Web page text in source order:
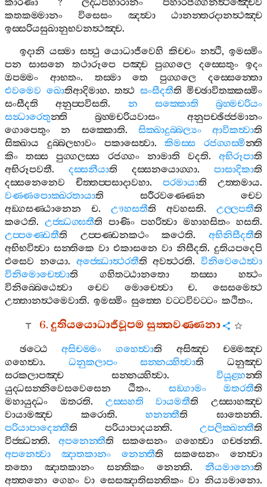
කාරණා ?ලද‍්ධපහාරානං
පහාරජග‍්ගනත්‍ථඤ‍්චෙව
කතකම‍්මානං
විසෙසං ඤත්‍වා
ඨානන‍්තරදානත්‍ථඤ‍්ච
ඉස‍්සරියසුඛානුභවනත්‍ථඤ‍්ච.
ඉදානි යස‍්මා සත්‍ථු යොධාජීවෙහි කිච‍්චං නත්‍ථි,ඉමස‍්මිං
පන
සාසනෙ තථාරූපෙ පඤ‍්ච පුග‍්ගලෙ දස‍්සෙතුං
ඉදං
ඔපම‍්මං
ආභතං. තස‍්මා තෙ පුග‍්ගලෙ
දස‍්සෙන‍්තො
එවමෙව ඛොතිආදිමාහ. තත්‍ථ සංසීදතීති මිච‍්ඡාවිතක‍්කස‍්මිං
සංසීදති
අනුප‍්පවිසති. න සක‍්කොති
බ්‍රහ‍්මචරියං
සන්‍ධාරෙතුන‍්ති බ්‍රහ‍්මචරියවාසං
අනුපච‍්ඡිජ‍්ජමානං
ගොපෙතුං
න සක‍්කොති. සික‍්ඛාදුබ‍්බල්‍යං ආවිකත්‍වාති
සික‍්ඛාය
දුබ‍්බලභාවං පකාසෙත්‍වා.කිමස‍්ස රජග‍්ගස‍්මින‍්ති
කිං
තස‍්ස පුග‍්ගලස‍්ස රජග‍්ගං නාමාති වදති.අභිරූපාති
අභිරූපවතී. දස‍්සනීයාති දස‍්සනයොග‍්ගා. පාසාදිකාති
දස‍්සනෙනෙව
චිත‍්තප‍්පසාදාවහා. පරමායාති උත‍්තමාය.
වණ‍්ණපොක‍්ඛරතායාති සරීරවණ‍්ණෙන
චෙව
අඞ‍්ගසණ‍්ඨානෙන
ච. ඌහසතීති අවහසති. උල‍්ලපතීති
කථෙති. උජ‍්ඣග‍්ඝතීති පාණිං පහරිත්‍වා මහාහසිතං හසති.
උප‍්පණ‍්ඩෙතීති උප‍්පණ‍්ඩනකථං කථෙති.අභිනිසීදතීති
අභිභවිත්‍වා සන‍්තිකෙ වා එකාසනෙ වා නිසීදති. දුතියපදෙපි
එසෙව නයො. අජ‍්ඣොත්‍ථරතීති අවත්‍ථරති. විනිවෙඨෙත්‍වා
විනිමොචෙත්‍වාති ගහිතට‍්ඨානතො තස‍්සා
හත්‍ථං
විනිබ‍්බෙඨෙත්‍වා
චෙව මොචෙත්‍වා ච. සෙසමෙත්‍ථ
උත‍්තානත්‍ථමෙවාති. ඉමස‍්මිං සුත‍්තෙ වට‍්ටවිවට‍්ටං කථිතං.
6.දුතියයොධාජීවූපමසුත‍්තවණ‍්ණනා
ඡට‍්ඨෙ අසිචම‍්මං ගහෙත්‍වාති අසිඤ‍්ච
චම‍්මඤ‍්ච
ගහෙත්‍වා. ධනුකලාපං සන‍්නය‍්හිත්‍වාති
ධනුඤ‍්ච
සරකලාපඤ‍්ච
සන‍්නය‍්හිත්‍වා. වියූළ‍්හන‍්ති
යුද‍්ධසන‍්නිවෙසවෙසෙන
ඨිතං. සඞ‍්ගාමං ඔතරතීති
මහායුද‍්ධං
ඔතරති. උස‍්සහති වායමතීති
උස‍්සාහඤ‍්ච
වායාමඤ‍්ච
කරොති.හනන‍්තීති ඝාතෙන‍්ති.
පරියාපාදෙන‍්තීති පරියාපාදයන‍්ති. උපලික‍්ඛන‍්තීති
විජ‍්ඣන‍්ති. අපනෙන‍්තීති සකසෙනං ගහෙත්‍වා ගච‍්ඡන‍්ති.
අපනෙත්‍වා
ඤාතකානං නෙන‍්තීති සකසෙනං
නෙත්‍වා
තතො
ඤාතකානං සන‍්තිකං නෙන‍්ති. නීයමානොති
අත‍්තනො ගෙහං වා සෙසඤාතිසන‍්තිකං වා නිය්‍යමානො.